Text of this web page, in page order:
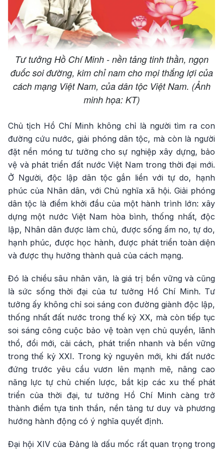
Tư tưởng Hồ Chí Minh - nền tảng tinh thần, ngọn
đuốc soi đường, kim chỉ nam cho mọi thắng lợi của
cách mạng Việt Nam, của dân tộc Việt Nam. (Ảnh
minh họa: KT)
Chủ tịch Hồ Chí Minh không chỉ là người tìm ra con
đường cứu nước, giải phóng dân tộc, mà còn là người
đặt nền móng tư tưởng cho sự nghiệp xây dựng, bảo
vệ và phát triển đất nước Việt Nam trong thời đại mới.
Ở Người, độc lập dân tộc gắn liền với tự do, hạnh
phúc của Nhân dân, với Chủ nghĩa xã hội. Giải phóng
dân tộc là điểm khởi đầu của một hành trình lớn: xây
dựng một nước Việt Nam hòa bình, thống nhất, độc
lập, Nhân dân được làm chủ, được sống ấm no, tự do,
hạnh phúc, được học hành, được phát triển toàn diện
và được thụ hưởng thành quả của cách mạng.
Đó là chiều sâu nhân văn, là giá trị bền vững và cũng
là sức sống thời đại của tư tưởng Hồ Chí Minh. Tư
tưởng ấy không chỉ soi sáng con đường giành độc lập,
thống nhất đất nước trong thế kỷ XX, mà còn tiếp tục
soi sáng công cuộc bảo vệ toàn vẹn chủ quyền, lãnh
thổ, đổi mới, cải cách, phát triển nhanh và bền vững
trong thế kỷ XXI. Trong kỷ nguyên mới, khi đất nước
đứng trước yêu cầu vươn lên mạnh mẽ, nâng cao
năng lực tự chủ chiến lược, bắt kịp các xu thế phát
triển của thời đại, tư tưởng Hồ Chí Minh càng trở
thành điểm tựa tinh thần, nền tảng tư duy và phương
hướng hành động có ý nghĩa quyết định.
Đại hội XIV của Đảng là dấu mốc rất quan trọng trong